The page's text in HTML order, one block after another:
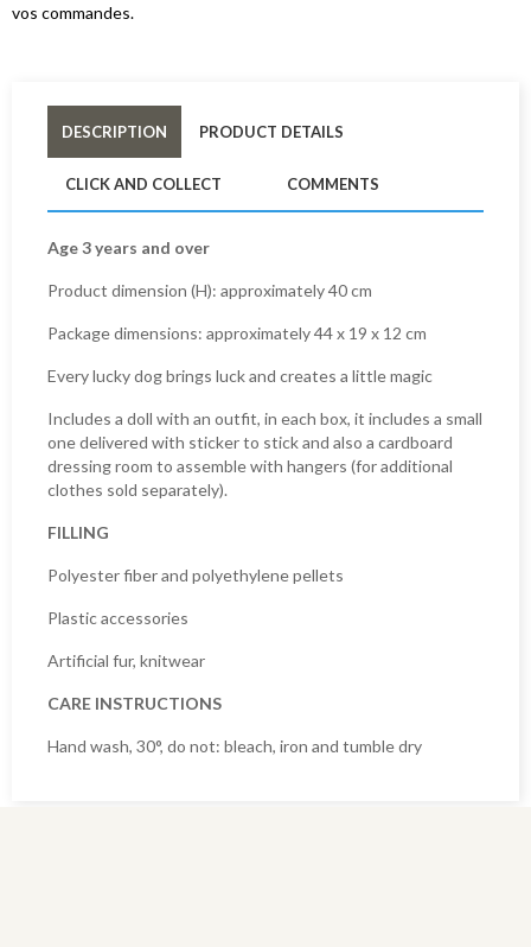
vos commandes.
DESCRIPTION PRODUCT DETAILS
CLICK AND COLLECT COMMENTS
Age 3 years and over
Product dimension (H): approximately 40 cm
Package dimensions: approximately 44 x 19 x 12 cm
Every lucky dog ​​brings luck and creates a little magic
Includes a doll with an outfit, in each box, it includes a small
one delivered with sticker to stick and also a cardboard
dressing room to assemble with hangers (for additional
clothes sold separately).
FILLING
Polyester fiber and polyethylene pellets
Plastic accessories
Artificial fur, knitwear
CARE INSTRUCTIONS
Hand wash, 30°, do not: bleach, iron and tumble dry